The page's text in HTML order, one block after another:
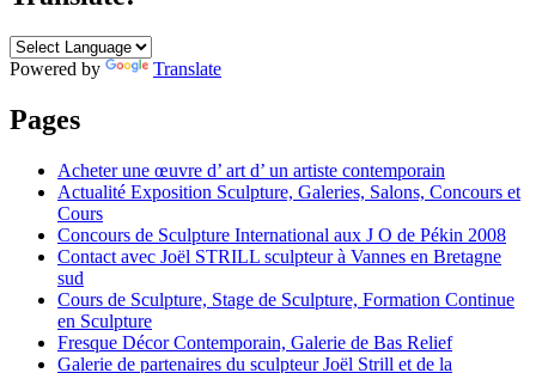
Powered by Translate
Pages
Acheter une œuvre d’ art d’ un artiste contemporain
Actualité Exposition Sculpture, Galeries, Salons, Concours et
Cours
Concours de Sculpture International aux J O de Pékin 2008
Contact avec Joël STRILL sculpteur à Vannes en Bretagne
sud
Cours de Sculpture, Stage de Sculpture, Formation Continue
en Sculpture
Fresque Décor Contemporain, Galerie de Bas Relief
Galerie de partenaires du sculpteur Joël Strill et de la